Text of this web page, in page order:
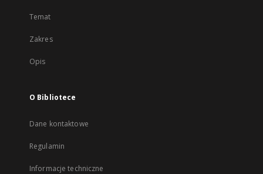
Temat
Zakres
Opis
O Bibliotece
Dane kontaktowe
Regulamin
Informacje techniczne